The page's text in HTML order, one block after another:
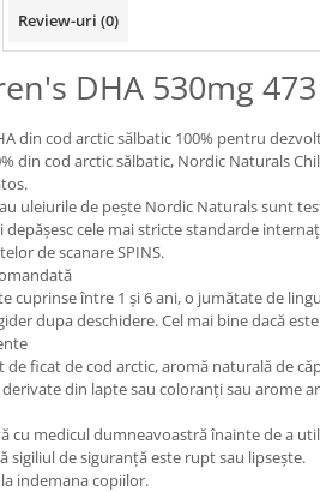
Review-uri (0)
DHA 530mg
din cod arctic sălbatic 100% pentru
din cod arctic sălbatic, Nordic Naturals
uleiurile de pește Nordic Naturals sunt
depășesc cele mai stricte standarde
de scanare SPINS.
cuprinse între 1 și 6 ani, o jumătate de
dupa deschidere. Cel mai bine dacă
de ficat de cod arctic, aromă naturală de
derivate din lapte sau coloranți sau arome
cu medicul dumneavoastră înainte de a
sigiliul de siguranță este rupt sau lipsește.
indemana copiilor.